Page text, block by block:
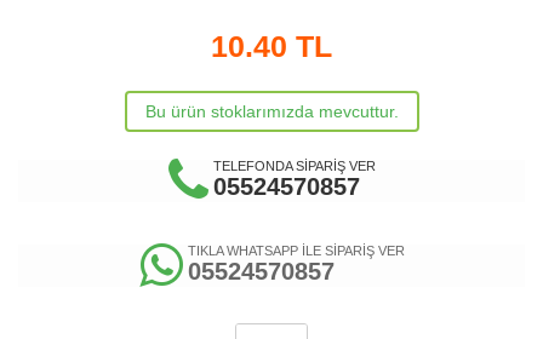
10.40 TL
Bu ürün stoklarımızda mevcuttur.
TELEFONDA SİPARİŞ VER
05524570857
TIKLA WHATSAPP İLE SİPARİŞ VER
05524570857